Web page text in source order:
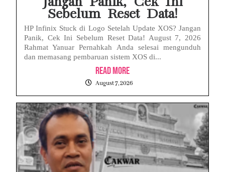
Sebelum Reset Data!
HP Infinix Stuck di Logo Setelah Update XOS? Jangan
Panik, Cek Ini Sebelum Reset Data! August 7, 2026
Rahmat Yanuar Pernahkah Anda selesai mengunduh
dan memasang pembaruan sistem XOS di...
Read More
August 7, 2026